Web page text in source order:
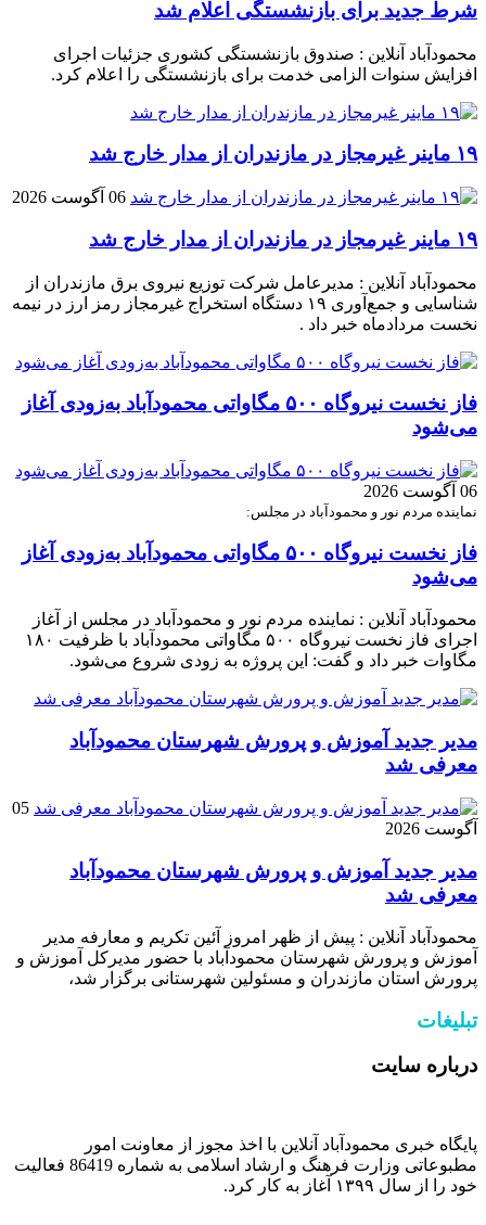
شرط جدید برای بازنشستگی اعلام شد
محمودآباد آنلاین : صندوق بازنشستگی کشوری جزئیات اجرای
افزایش سنوات الزامی خدمت برای بازنشستگی را اعلام کرد.
۱۹ ماینر غیرمجاز در مازندران از مدار خارج شد
06 آگوست 2026
۱۹ ماینر غیرمجاز در مازندران از مدار خارج شد
محمودآباد آنلاین : مدیرعامل شرکت توزیع نیروی برق مازندران از
شناسایی و جمع‌آوری ۱۹ دستگاه استخراج غیرمجاز رمز ارز در نیمه
نخست مردادماه خبر داد .
فاز نخست نیروگاه ۵۰۰ مگاواتی محمودآباد به‌زودی آغاز
می‌شود
06 آگوست 2026
نماینده مردم نور و محمودآباد در مجلس:
فاز نخست نیروگاه ۵۰۰ مگاواتی محمودآباد به‌زودی آغاز
می‌شود
محمودآباد آنلاین : نماینده مردم نور و محمودآباد در مجلس از آغاز
اجرای فاز نخست نیروگاه ۵۰۰ مگاواتی محمودآباد با ظرفیت ۱۸۰
مگاوات خبر داد و گفت: این پروژه به زودی شروع می‌شود.
مدیر جدید آموزش و پرورش شهرستان محمودآباد
معرفی شد
05
آگوست 2026
مدیر جدید آموزش و پرورش شهرستان محمودآباد
معرفی شد
محمودآباد آنلاین : پیش از ظهر امروز آئین تکریم و معارفه مدیر
آموزش و پرورش شهرستان محمودآباد با حضور مدیرکل آموزش و
پرورش استان مازندران و مسئولین شهرستانی برگزار شد،
تبلیغات
درباره سایت
پایگاه خبری محمودآباد آنلاین با اخذ مجوز از معاونت امور
مطبوعاتی وزارت فرهنگ و ارشاد اسلامی به شماره 86419 فعالیت
خود را از سال ۱۳۹۹ آغاز به کار کرد.